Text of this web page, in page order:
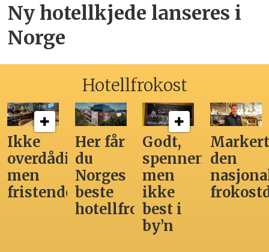
Ny hotellkjede lanseres i
Norge
Hotellfrokost
Ikke
overdådig,
men
fristende
Her får
du
Norges
beste
hotellfrokost
Godt,
spennende,
men
ikke
best i
by’n
den